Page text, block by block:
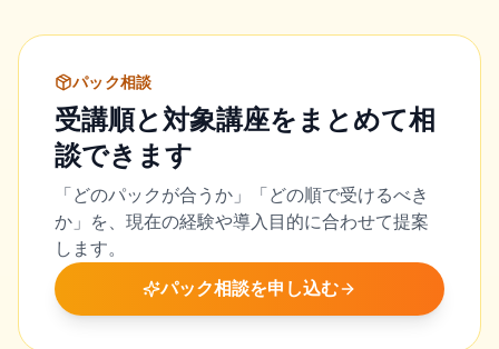
パック相談
受講順と対象講座をまとめて相
談できます
「どのパックが合うか」「どの順で受けるべき
か」を、現在の経験や導入目的に合わせて提案
します。
パック相談を申し込む